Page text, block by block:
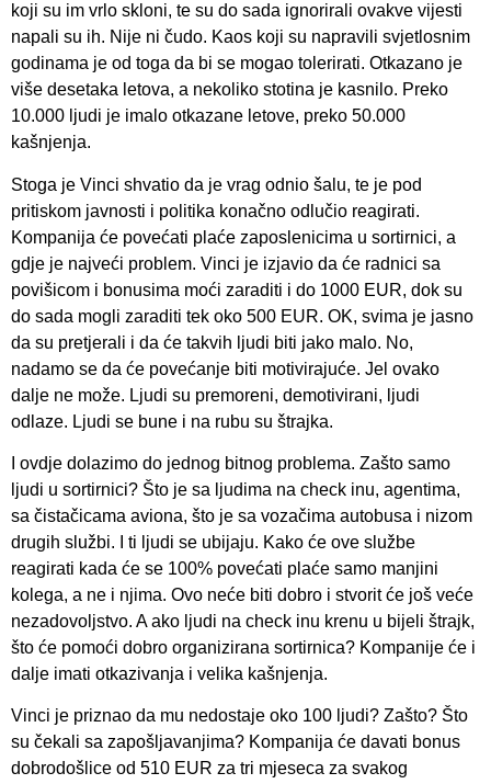
koji su im vrlo skloni, te su do sada ignorirali ovakve vijesti
napali su ih. Nije ni čudo. Kaos koji su napravili svjetlosnim
godinama je od toga da bi se mogao tolerirati. Otkazano je
više desetaka letova, a nekoliko stotina je kasnilo. Preko
10.000 ljudi je imalo otkazane letove, preko 50.000
kašnjenja.
Stoga je Vinci shvatio da je vrag odnio šalu, te je pod
pritiskom javnosti i politika konačno odlučio reagirati.
Kompanija će povećati plaće zaposlenicima u sortirnici, a
gdje je najveći problem. Vinci je izjavio da će radnici sa
povišicom i bonusima moći zaraditi i do 1000 EUR, dok su
do sada mogli zaraditi tek oko 500 EUR. OK, svima je jasno
da su pretjerali i da će takvih ljudi biti jako malo. No,
nadamo se da će povećanje biti motivirajuće. Jel ovako
dalje ne može. Ljudi su premoreni, demotivirani, ljudi
odlaze. Ljudi se bune i na rubu su štrajka.
I ovdje dolazimo do jednog bitnog problema. Zašto samo
ljudi u sortirnici? Što je sa ljudima na check inu, agentima,
sa čistačicama aviona, što je sa vozačima autobusa i nizom
drugih službi. I ti ljudi se ubijaju. Kako će ove službe
reagirati kada će se 100% povećati plaće samo manjini
kolega, a ne i njima. Ovo neće biti dobro i stvorit će još veće
nezadovoljstvo. A ako ljudi na check inu krenu u bijeli štrajk,
što će pomoći dobro organizirana sortirnica? Kompanije će i
dalje imati otkazivanja i velika kašnjenja.
Vinci je priznao da mu nedostaje oko 100 ljudi? Zašto? Što
su čekali sa zapošljavanjima? Kompanija će davati bonus
dobrodošlice od 510 EUR za tri mjeseca za svakog